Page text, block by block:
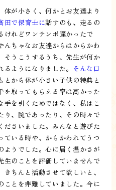
が小さく、何かとお友達より
田で保育士に話すのも、走るの
けれどワンテンポ遅かったで
んちゃなお友達からはからかわ
そうこうするうち、先生が何か
ようになりました。 そんな口
とから体が小さい子供の特典と
を取ってもらえる率は高かった
手を引くためではなく、私はこ
り、腕であったり、その時々で
ださいました。みんなと遊びた
ている時や、からかわれてうつ
ようでした。心に届く温かさが
生のことを評価していませんで
ちんと活動させて欲しいと、
ことを非難していました。今に